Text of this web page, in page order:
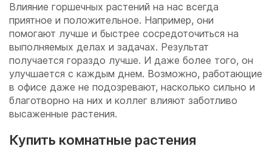
Влияние горшечных растений на нас всегда
приятное и положительное. Например, они
помогают лучше и быстрее сосредоточиться на
выполняемых делах и задачах. Результат
получается гораздо лучше. И даже более того, он
улучшается с каждым днем. Возможно, работающие
в офисе даже не подозревают, насколько сильно и
благотворно на них и коллег влияют заботливо
высаженные растения.
Купить комнатные растения